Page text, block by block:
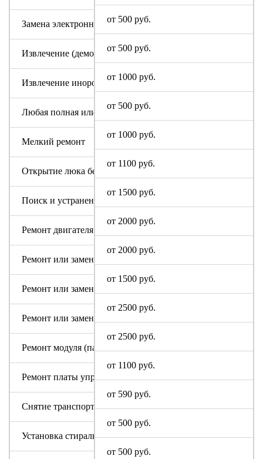
от 500 руб.
от 500 руб.
от 1000 руб.
от 500 руб.
от 1000 руб.
от 1100 руб.
от 1500 руб.
от 2000 руб.
от 2000 руб.
от 1500 руб.
от 2500 руб.
от 2500 руб.
от 1100 руб.
от 590 руб.
от 500 руб.
от 500 руб.
Замена электронного модуля
Извлечение (демонтаж) машинки из труднодоступных мест
Извлечение инородного предмета (без разбора бака)
Любая полная или частичная разборка машины Altus
Мелкий ремонт
Открытие люка без ремонта
Поиск и устранение засора в сливном тракте
Ремонт двигателя машинки Altus
Ремонт или замена аквастопа
Ремонт или замена мотора
Ремонт или замена патрубка
Ремонт модуля (пайка, замена радиодеталей)
Ремонт платы управления или индикации
Снятие транспортировочных болтов
Установка стиральной машины Altus